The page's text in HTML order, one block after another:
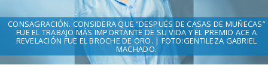
CONSAGRACIÓN. CONSIDERA QUE “DESPUÉS DE CASAS DE MUÑECAS”
FUE EL TRABAJO MÁS IMPORTANTE DE SU VIDA Y EL PREMIO ACE A
REVELACIÓN FUE EL BROCHE DE ORO. | FOTO:GENTILEZA GABRIEL
MACHADO.